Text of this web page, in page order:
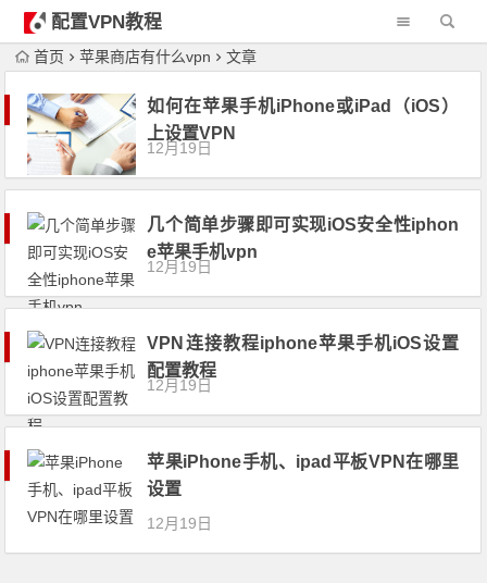
配置VPN教程
首页 苹果商店有什么vpn 文章
如何在苹果手机iPhone或iPad（iOS）
上设置VPN
12月19日
几个简单步骤即可实现iOS安全性iphon
e苹果手机vpn
12月19日
VPN连接教程iphone苹果手机iOS设置
配置教程
12月19日
苹果iPhone手机、ipad平板VPN在哪里
设置
12月19日